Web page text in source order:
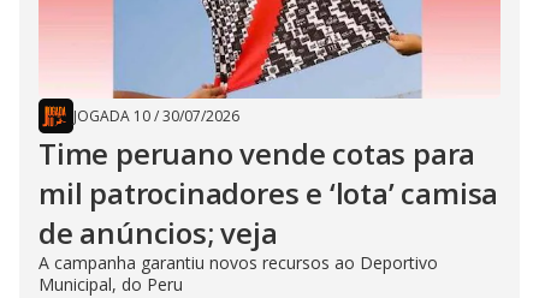
JOGADA 10/30/07/2026
Time peruano vende cotas para
mil patrocinadores e ‘lota’ camisa
de anúncios; veja
A campanha garantiu novos recursos ao Deportivo
Municipal, do Peru